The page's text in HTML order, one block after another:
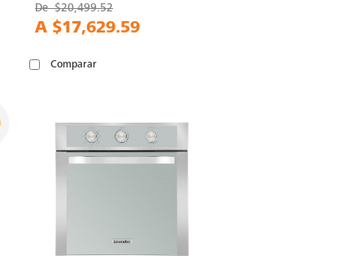
De$20,499.52
A $17,629.59
Comparar